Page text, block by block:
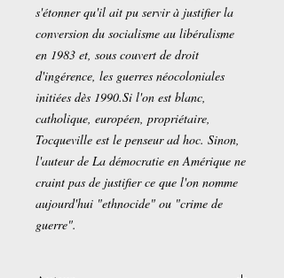
s'étonner qu'il ait pu servir à justifier la
conversion du socialisme au libéralisme
en 1983 et, sous couvert de droit
d'ingérence, les guerres néocoloniales
initiées dès 1990.Si l'on est blanc,
catholique, européen, propriétaire,
Tocqueville est le penseur ad hoc. Sinon,
l'auteur de La démocratie en Amérique ne
craint pas de justifier ce que l'on nomme
aujourd'hui "ethnocide" ou "crime de
guerre".